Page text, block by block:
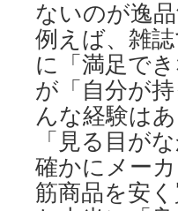
ないのが逸品
例えば、雑
に「満足で
が「自分が
んな経験は
「見る目が
確かにメー
筋商品を安